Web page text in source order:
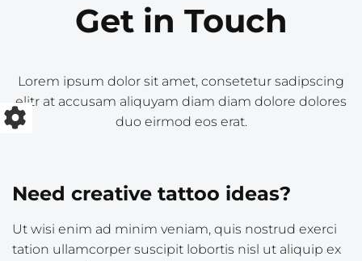
Get in Touch
Lorem ipsum dolor sit amet, consetetur sadipscing
elitr at accusam aliquyam diam diam dolore dolores
duo eirmod eos erat.
Need creative tattoo ideas?
Ut wisi enim ad minim veniam, quis nostrud exerci
tation ullamcorper suscipit lobortis nisl ut aliquip ex